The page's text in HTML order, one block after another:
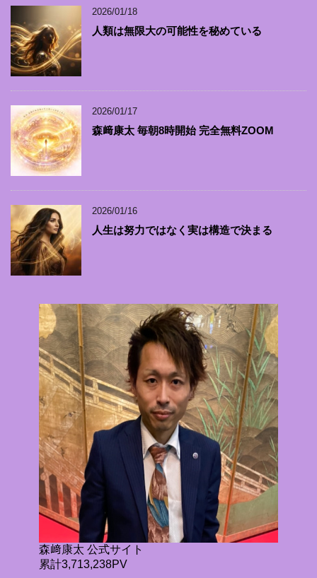
2026/01/18
人類は無限大の可能性を秘めている
2026/01/17
森﨑康太 毎朝8時開始 完全無料ZOOM
2026/01/16
人生は努力ではなく実は構造で決まる
森﨑康太 公式サイト
累計3,713,238PV